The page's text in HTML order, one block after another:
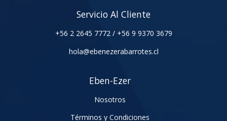
Servicio Al Cliente
+56 2 2645 7772 / +56 9 9370 3679
hola@ebenezerabarrotes.cl
Eben-Ezer
Nosotros
Términos y Condiciones